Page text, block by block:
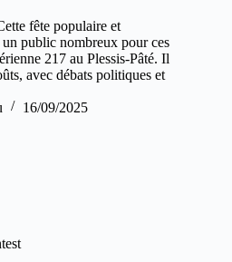
fête populaire et
un public nombreux pour ces
217 au Plessis-Pâté. Il
avec débats politiques et
16/09/2025